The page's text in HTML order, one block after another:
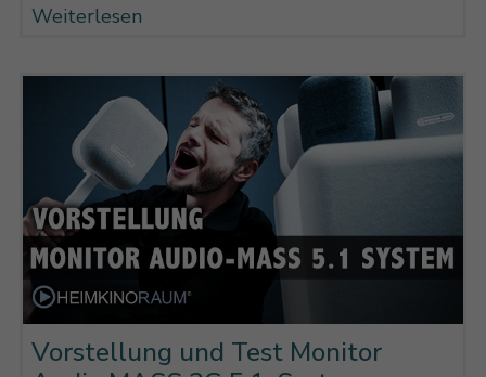
Weiterlesen
Vorstellung und Test Monitor